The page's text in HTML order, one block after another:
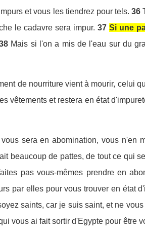
et vous les tiendrez pour tels. 36
le cadavre sera impur. 37 Si une
Mais si l'on a mis de l'eau sur du
de nourriture vient à mourir, celui
vêtements et restera en état
sera en abomination, vous n'en
beaucoup de pattes, de tout ce qui
pas vous-mêmes prendre en
par elles pour vous trouver en état
saints, car je suis saint, et ne
vous ai fait sortir d'Egypte pour être